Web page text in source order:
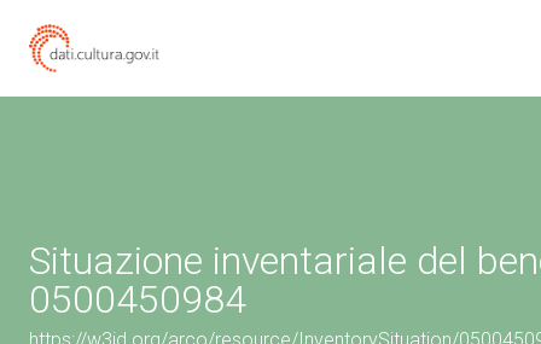
Situazione inventariale del
0500450984